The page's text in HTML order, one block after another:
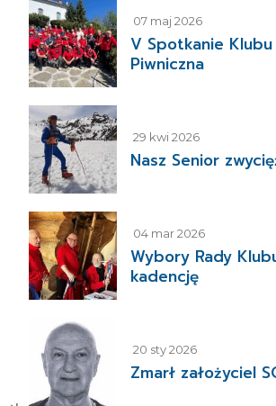
07 maj 2026
V Spotkanie
Piwniczna
29 kwi 2026
Nasz Senior
04 mar 2026
Wybory Rady
kadencję
20 sty 2026
Zmarł założyciel